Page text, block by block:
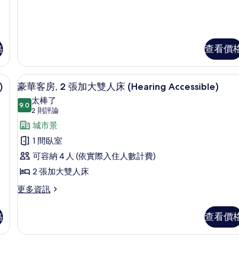
人
床
(Hearing
Accessible)
的
所
有
相
片
張
大
雙
人
床
(Hearing
Accessible)
的
詳
情
查看價
房內保險箱
顯
示
豪
華
客
房,
2
張
雙
高級寢具、舒適加層、迷你吧
6
豪華客房, 2 張加大雙人床 (Hearing Accessible)
9.09.0 分，滿分 10 分
太棒了
2 則評論
(2
則
評
論)
城市景
1 間臥室
可容納 4 人 (依實際入住人數計費)
2 張加大雙人床
更多資訊
更
客
查看價